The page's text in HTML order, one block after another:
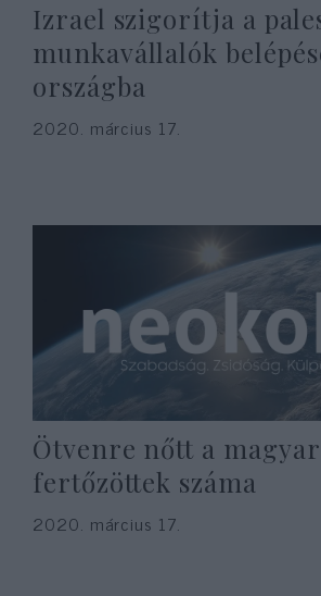
Izrael szigorítja a
munkavállalók
országba
2020. március 17.
Ötvenre nőtt a
fertőzöttek száma
2020. március 17.